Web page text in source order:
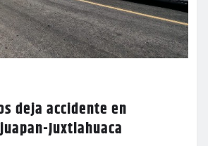
deja accidente en
Juxtlahuaca